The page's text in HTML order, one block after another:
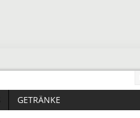
GETRÄNKE